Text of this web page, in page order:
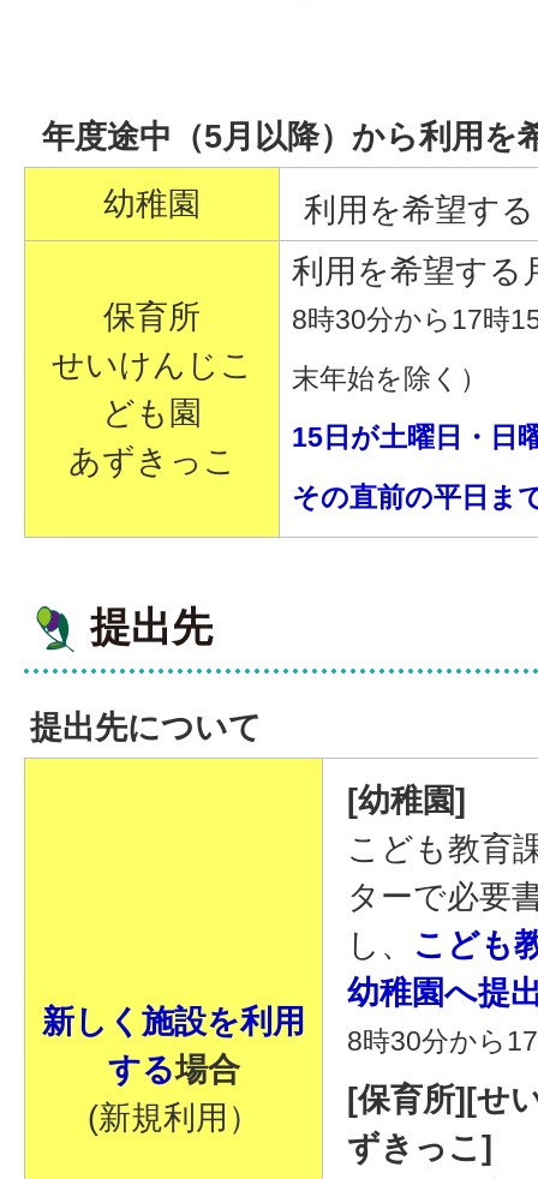
年度途中（5月以降）から利用を
幼稚園
利用を希望す
保育所
せいけんじこ
ども園
あずきっこ
利用を希望する
8時30分から17時
末年始を除く）
15日が土曜日・日
その直前の平日ま
提出先
提出先について
新しく施設を利用
する場合
(新規利用）
[幼稚園]
こども教育
ターで必要
し、 こども
幼稚園へ提
8時30分から
[保育所][せ
ずきっこ]